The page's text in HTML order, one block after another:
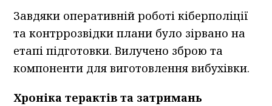
Завдяки оперативній роботі кіберполіції
та контррозвідки плани було зірвано на
етапі підготовки. Вилучено зброю та
компоненти для виготовлення вибухівки.
Хроніка терактів та затримань